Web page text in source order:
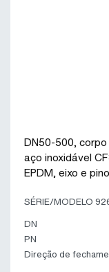
DN50-500,
aço inoxidável
EPDM, eixo e
SÉRIE/MODELO
DN
PN
Direção de